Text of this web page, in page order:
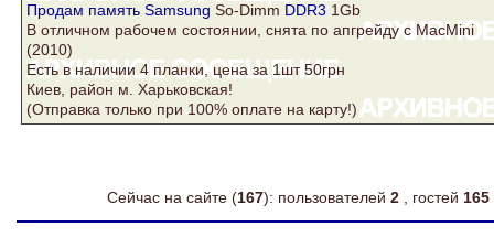
Продам память Samsung So-Dimm DDR3 1Gb
В отличном рабочем состоянии, снята по апгрейду с MacMini
(2010)
Есть в наличии 4 планки, цена за 1шт 50грн
Киев, район м. Харьковская!
(Отправка только при 100% оплате на карту!)
Сейчас на сайте (167): пользователей 2 , гостей 165